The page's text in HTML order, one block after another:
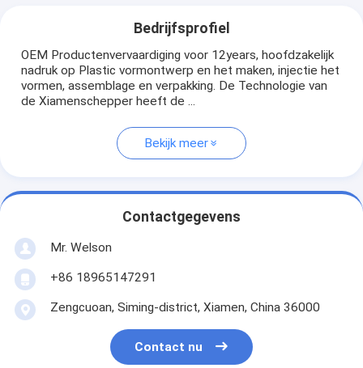
Bedrijfsprofiel
OEM Productenvervaardiging voor 12years, hoofdzakelijk
nadruk op Plastic vormontwerp en het maken, injectie het
vormen, assemblage en verpakking. De Technologie van
de Xiamenschepper heeft de ...
Bekijk meer
Contactgegevens
Mr. Welson
+86 18965147291
Zengcuoan, Siming-district, Xiamen, China 36000
Contact nu